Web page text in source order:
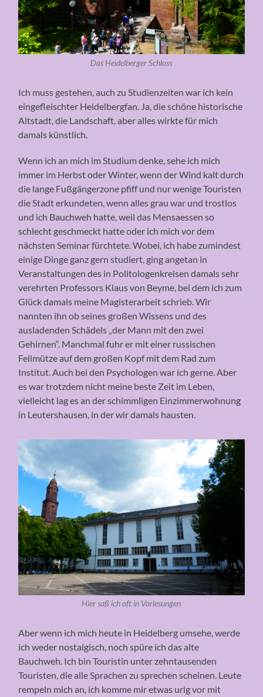
Das Heidelberger Schloss
Ich muss gestehen, auch zu Studienzeiten war ich kein
eingefleischter Heidelbergfan. Ja, die schöne historische
Altstadt, die Landschaft, aber alles wirkte für mich
damals künstlich.
Wenn ich an mich im Studium denke, sehe ich mich
immer im Herbst oder Winter, wenn der Wind kalt durch
die lange Fußgängerzone pfiff und nur wenige Touristen
die Stadt erkundeten, wenn alles grau war und trostlos
und ich Bauchweh hatte, weil das Mensaessen so
schlecht geschmeckt hatte oder ich mich vor dem
nächsten Seminar fürchtete. Wobei, ich habe zumindest
einige Dinge ganz gern studiert, ging angetan in
Veranstaltungen des in Politologenkreisen damals sehr
verehrten Professors Klaus von Beyme, bei dem ich zum
Glück damals meine Magisterarbeit schrieb. Wir
nannten ihn ob seines großen Wissens und des
ausladenden Schädels „der Mann mit den zwei
Gehirnen“. Manchmal fuhr er mit einer russischen
Fellmütze auf dem großen Kopf mit dem Rad zum
Institut. Auch bei den Psychologen war ich gerne. Aber
es war trotzdem nicht meine beste Zeit im Leben,
vielleicht lag es an der schimmligen Einzimmerwohnung
in Leutershausen, in der wir damals hausten.
Hier saß ich oft in Vorlesungen
Aber wenn ich mich heute in Heidelberg umsehe, werde
ich weder nostalgisch, noch spüre ich das alte
Bauchweh. Ich bin Touristin unter zehntausenden
Touristen, die alle Sprachen zu sprechen scheinen. Leute
rempeln mich an, ich komme mir etwas urig vor mit